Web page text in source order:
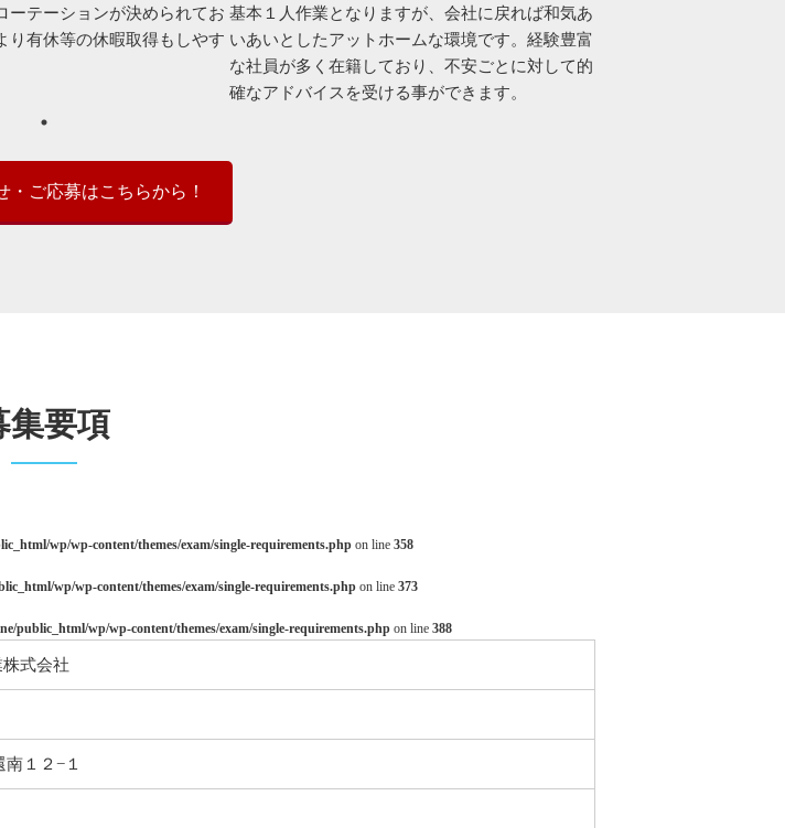
ーテーションが決められてお
り有休等の休暇取得もしやす
基本１人作業となりますが、会社に戻れば和気あ
いあいとしたアットホームな環境です。経験豊富
な社員が多く在籍しており、不安ごとに対して的
確なアドバイスを受ける事ができます。
・ご応募はこちらから！
集要項
wp/wp-content/themes/exam/single-requirements.php on line 358
wp/wp-content/themes/exam/single-requirements.php on line 373
public_html/wp/wp-content/themes/exam/single-requirements.php on line 388
式会社
１２−１